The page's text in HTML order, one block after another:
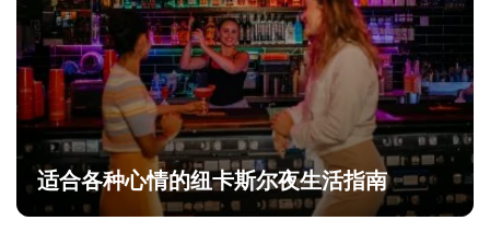
适合各种心情的纽卡斯尔夜生活指南